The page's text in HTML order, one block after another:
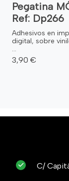
Pegatina
Ref: Dp266
Adhesivos en
digital, sobre
...
3,90 €
C/